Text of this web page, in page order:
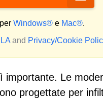
Windows® e Mac®.
and Privacy/Cookie
importante. Le
progettate per